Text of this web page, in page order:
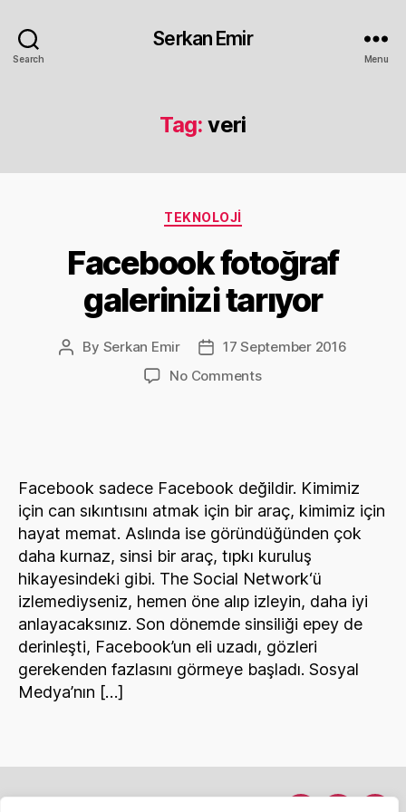
Search
Serkan Emir
Menu
Tag: veri
Categories
TEKNOLOJI
Facebook fotoğraf
galerinizi tarıyor
Post
By Serkan Emir
Post17 September 2016
No Commentson
Facebook sadece Facebook değildir. Kimimiz
için can sıkıntısını atmak için bir araç, kimimiz için
hayat memat. Aslında ise göründüğünden çok
daha kurnaz, sinsi bir araç, tıpkı kuruluş
hikayesindeki gibi. The Social Network‘ü
izlemediyseniz, hemen öne alıp izleyin, daha iyi
anlayacaksınız. Son dönemde sinsiliği epey de
derinleşti, Facebook’un eli uzadı, gözleri
gerekenden fazlasını görmeye başladı. Sosyal
Medya’nın […]